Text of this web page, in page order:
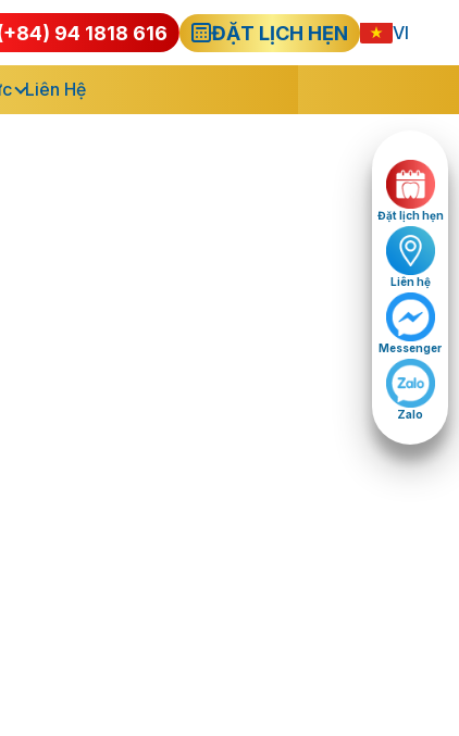
Đặt lịch hẹn
Liên hệ
Messenger
Zalo
94 1818 616 ĐẶT LỊCH HẸN VI
Liên Hệ